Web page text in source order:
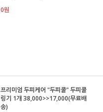
0원
프리미엄 두피케어 "두피쿨" 두피쿨
링기 1개 38,000>>17,000(무료배
송)